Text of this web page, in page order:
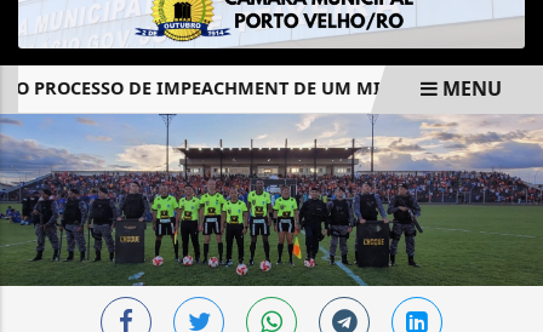
DE IMPEACHMENT DE UM MINISTRO DO STF
EM ALTA
MENU